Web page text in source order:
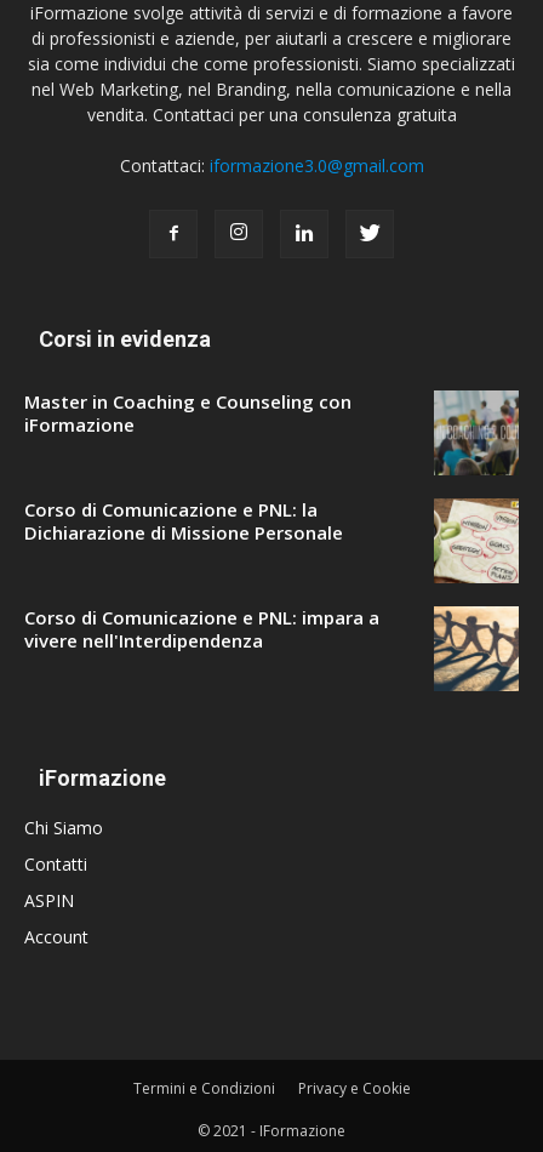
iFormazione svolge attività di servizi e di formazione a favore
di professionisti e aziende, per aiutarli a crescere e migliorare
sia come individui che come professionisti. Siamo specializzati
nel Web Marketing, nel Branding, nella comunicazione e nella
vendita. Contattaci per una consulenza gratuita
Contattaci: iformazione3.0@gmail.com
Corsi in evidenza
Master in Coaching e Counseling con
iFormazione
Corso di Comunicazione e PNL: la
Dichiarazione di Missione Personale
Corso di Comunicazione e PNL: impara a
vivere nell'Interdipendenza
iFormazione
Chi Siamo
Contatti
ASPIN
Account
Termini e Condizioni Privacy e Cookie
© 2021 - IFormazione